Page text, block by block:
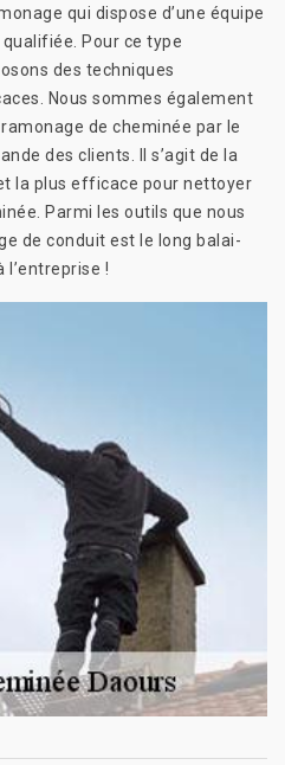
qui dispose d’une équipe
Pour ce type
des techniques
Nous sommes également
de cheminée par le
des clients. Il s’agit de la
la plus efficace pour nettoyer
Parmi les outils que nous
de conduit est le long balai-
l’entreprise !